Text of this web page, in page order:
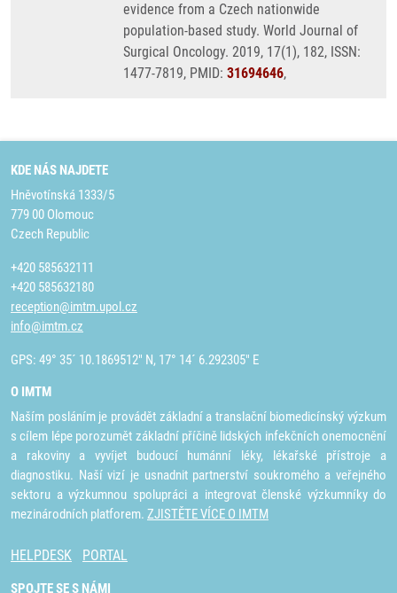
evidence from a Czech nationwide
population-based study. World Journal of
Surgical Oncology. 2019, 17(1), 182, ISSN:
1477-7819, PMID: 31694646,
KDE NÁS NAJDETE
Hněvotínská 1333/5
779 00 Olomouc
Czech Republic
+420 585632111
+420 585632180
reception@imtm.upol.cz
info@imtm.cz
GPS: 49° 35´ 10.1869512" N, 17° 14´ 6.292305" E
O IMTM
Naším posláním je provádět základní a translační biomedicínský výzkum
s cílem lépe porozumět základní příčině lidských infekčních onemocnění
a rakoviny a vyvíjet budoucí humánní léky, lékařské přístroje a
diagnostiku. Naší vizí je usnadnit partnerství soukromého a veřejného
sektoru a výzkumnou spolupráci a integrovat členské výzkumníky do
mezinárodních platforem. ZJISTĚTE VÍCE O IMTM
HELPDESK PORTAL
SPOJTE SE S NÁMI